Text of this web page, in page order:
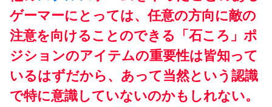
ゲーマーにとっては、任意の方向に敵の
注意を向けることのできる「石ころ」ポ
ジションのアイテムの重要性は皆知って
いるはずだから、あって当然という認識
で特に意識していないのかもしれない。